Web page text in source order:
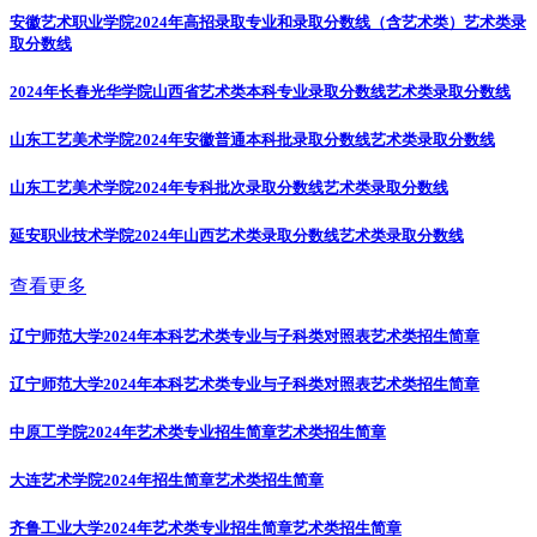
安徽艺术职业学院2024年高招录取专业和录取分数线（含艺术类） 艺术类录
取分数线
2024年长春光华学院山西省艺术类本科专业录取分数线艺术类录取分数线
山东工艺美术学院2024年安徽普通本科批录取分数线艺术类录取分数线
山东工艺美术学院2024年专科批次录取分数线艺术类录取分数线
延安职业技术学院2024年山西艺术类录取分数线艺术类录取分数线
查看更多
辽宁师范大学2024年本科艺术类专业与子科类对照表艺术类招生简章
辽宁师范大学2024年本科艺术类专业与子科类对照表艺术类招生简章
中原工学院2024年艺术类专业招生简章艺术类招生简章
大连艺术学院2024年招生简章艺术类招生简章
齐鲁工业大学2024年艺术类专业招生简章艺术类招生简章